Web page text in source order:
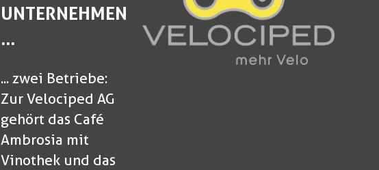
UNTERNEHMEN
...
... zwei Betriebe:
Zur Velociped AG
gehört das Café
Ambrosia mit
Vinothek und das